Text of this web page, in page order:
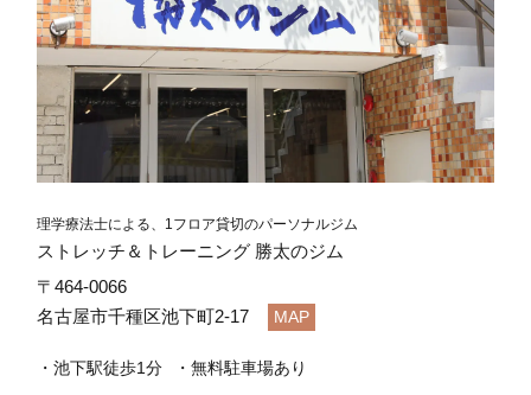
理学療法士による、1フロア貸切のパーソナルジム
ストレッチ＆トレーニング 勝太のジム
〒464-0066
名古屋市千種区池下町2-17
MAP
池下駅徒歩1分 無料駐車場あり